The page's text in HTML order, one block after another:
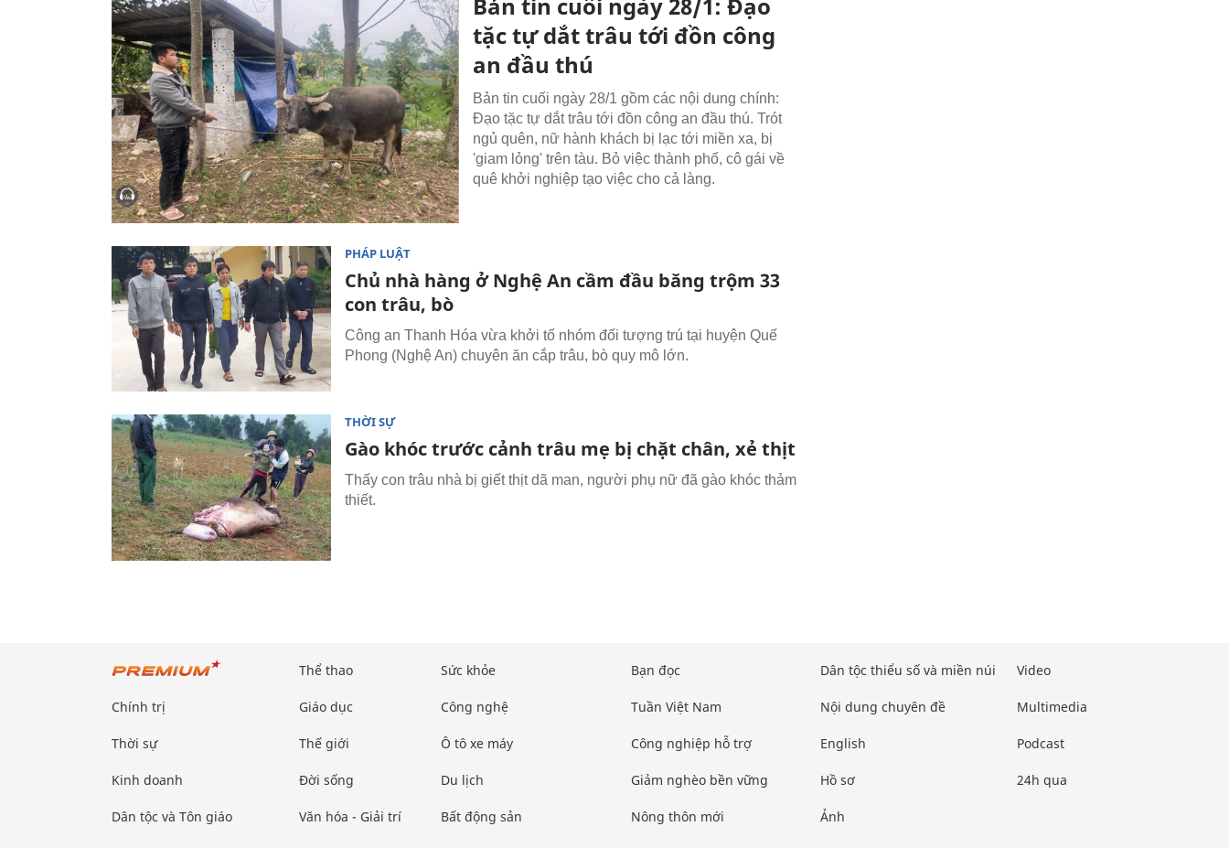
tặc tự dắt trâu tới đồn công
an đầu thú
Bản tin cuối ngày 28/1 gồm các nội dung chính:
Đạo tặc tự dắt trâu tới đồn công an đầu thú. Trót
ngủ quên, nữ hành khách bị lạc tới miền xa, bị
'giam lỏng' trên tàu. Bỏ việc thành phố, cô gái về
quê khởi nghiệp tạo việc cho cả làng.
PHÁP LUẬT
Chủ nhà hàng ở Nghệ An cầm đầu băng trộm 33
con trâu, bò
Công an Thanh Hóa vừa khởi tố nhóm đối tượng trú tại huyện Quế
Phong (Nghệ An) chuyên ăn cắp trâu, bò quy mô lớn.
THỜI SỰ
Gào khóc trước cảnh trâu mẹ bị chặt chân, xẻ thịt
Thấy con trâu nhà bị giết thịt dã man, người phụ nữ đã gào khóc thảm
thiết.
Chính trị
Thời sự
Kinh doanh
Dân tộc và Tôn giáo
Thể thao
Giáo dục
Thế giới
Đời sống
Văn hóa - Giải trí
Sức khỏe
Công nghệ
Ô tô xe máy
Du lịch
Bất động sản
Bạn đọc
Tuần Việt Nam
Công nghiệp hỗ trợ
Giảm nghèo bền vững
Nông thôn mới
Dân tộc thiểu số và miền núi
Nội dung chuyên đề
English
Hồ sơ
Ảnh
Video
Multimedia
Podcast
24h qua